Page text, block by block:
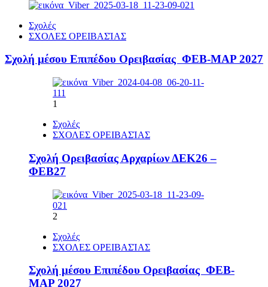
Σχολές
ΣΧΟΛΕΣ ΟΡΕΙΒΑΣΊΑΣ
Σχολή μέσου Επιπέδου Ορειβασίας ΦΕΒ-ΜΑΡ 2027
1
Σχολές
ΣΧΟΛΕΣ ΟΡΕΙΒΑΣΊΑΣ
Σχολή Ορειβασίας Αρχαρίων ΔΕΚ26 –
ΦΕΒ27
2
Σχολές
ΣΧΟΛΕΣ ΟΡΕΙΒΑΣΊΑΣ
Σχολή μέσου Επιπέδου Ορειβασίας ΦΕΒ-
ΜΑΡ 2027